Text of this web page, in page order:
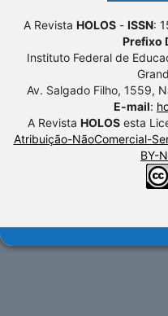
A Revista HOLOS - ISSN:
Prefixo
Instituto Federal de
Av. Salgado Filho, 1559,
E-mail:
A Revista HOLOSesta
Atribuição-NãoComercial-
BY-